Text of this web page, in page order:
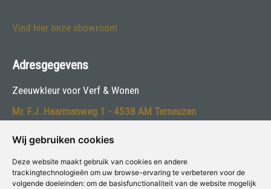
Wij gebruiken cookies
Deze website maakt gebruik van cookies en andere
trackingtechnologieën om uw browse-ervaring te verbeteren voor de
volgende doeleinden: om de basisfunctionaliteit van de website mogelijk
Vind hier onze showroom
Adresgegevens
Zeeuwkleur voor Verf & Wonen
Mr. F.J. Haarmanweg 1 - 4538 AM Terneuzen